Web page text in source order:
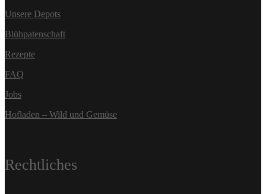
Unsere Depots
Blühpatenschaft
Rezepte
FAQ
Jobs
Hofladen – Wild und Gemüse
Rechtliches